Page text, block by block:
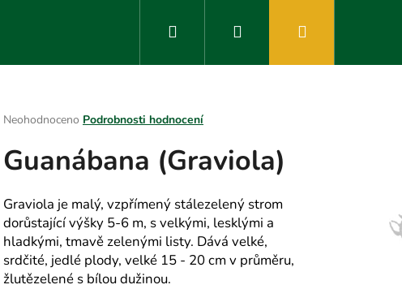
Hledat Přihlášení
Průměrné
produktu
je
z
5
hvězdiček.
Neohodnoceno Podrobnosti hodnocení
Guanábana (Graviola)
Graviola je malý, vzpřímený stálezelený strom
dorůstající výšky 5-6 m, s velkými, lesklými a
hladkými, tmavě zelenými listy. Dává velké,
srdčité, jedlé plody, velké 15 - 20 cm v průměru,
žlutězelené s bílou dužinou.